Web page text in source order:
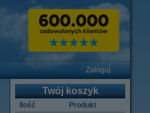
Zaloguj
Twój koszyk
Ilość Produkt